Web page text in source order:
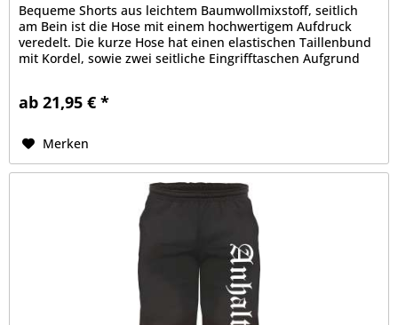
Bequeme Shorts aus leichtem Baumwollmixstoff, seitlich
am Bein ist die Hose mit einem hochwertigem Aufdruck
veredelt. Die kurze Hose hat einen elastischen Taillenbund
mit Kordel, sowie zwei seitliche Eingrifftaschen Aufgrund
ab 21,95 € *
Merken